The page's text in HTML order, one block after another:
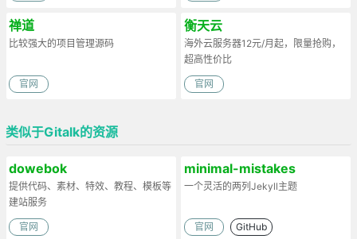
禅道
比较强大的项目管理源码
官网
衡天云
海外云服务器12元/月起，限量抢购，
超高性价比
官网
类似于Gitalk的资源
dowebok
提供代码、素材、特效、教程、模板等
建站服务
官网
minimal-mistakes
一个灵活的两列Jekyll主题
官网 GitHub